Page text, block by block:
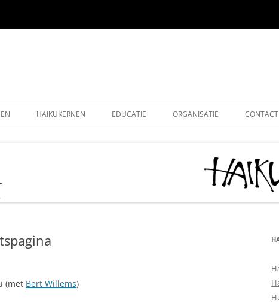
OUDE EDITIES
– KUKAI
HAIKUKERNEN EDUCATIE ORGANISATIE
HAIKU STICHTING NEDERLAND
MONOKU HAIKUWEDSTRIJD:
MERCKEN
CONTACT
DONATIE
PERS
(met Bert Willems)